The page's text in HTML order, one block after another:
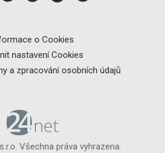
o Cookies
nastavení Cookies
a zpracování osobních údajů
Všechna práva vyhrazena.